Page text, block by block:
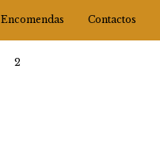
Encomendas Contactos
2